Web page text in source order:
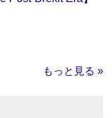
もっと見る »